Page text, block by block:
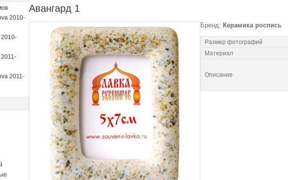
2010-
2011-
Авангард 1
Бренд: Керамика роспись
Размер фотографий
Материал
Описание